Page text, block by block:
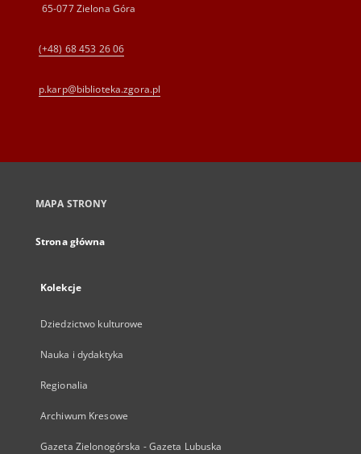
65-077 Zielona Góra
(+48) 68 453 26 06
p.karp@biblioteka.zgora.pl
MAPA STRONY
Strona główna
Kolekcje
Dziedzictwo kulturowe
Nauka i dydaktyka
Regionalia
Archiwum Kresowe
Gazeta Zielonogórska - Gazeta Lubuska